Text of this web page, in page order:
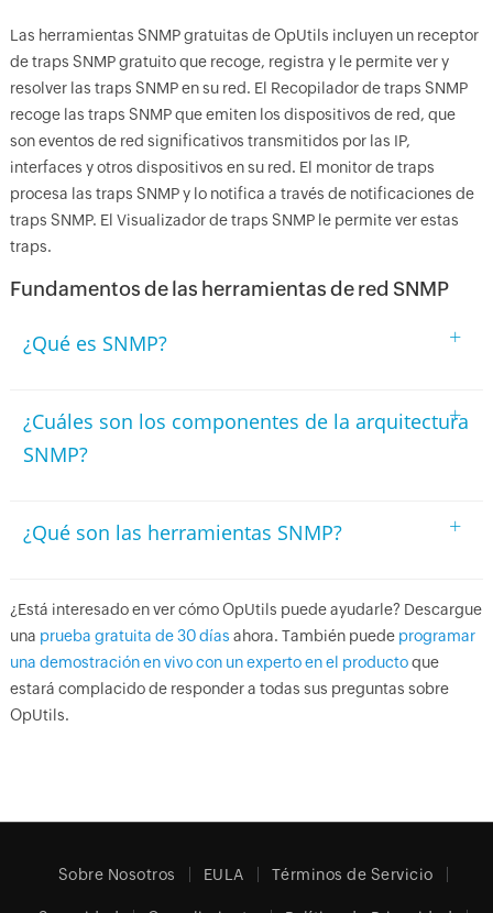
Las herramientas SNMP gratuitas de OpUtils incluyen un receptor
de traps SNMP gratuito que recoge, registra y le permite ver y
resolver las traps SNMP en su red. El Recopilador de traps SNMP
recoge las traps SNMP que emiten los dispositivos de red, que
son eventos de red significativos transmitidos por las IP,
interfaces y otros dispositivos en su red. El monitor de traps
procesa las traps SNMP y lo notifica a través de notificaciones de
traps SNMP. El Visualizador de traps SNMP le permite ver estas
traps.
Fundamentos de las herramientas de red SNMP
¿Qué es SNMP? +
¿Cuáles son los componentes de la arquitectura
SNMP?
+
¿Qué son las herramientas SNMP? +
¿Está interesado en ver cómo OpUtils puede ayudarle? Descargue
una prueba gratuita de 30 días ahora. También puede programar
una demostración en vivo con un experto en el productoque
estará complacido de responder a todas sus preguntas sobre
OpUtils.
Sobre Nosotros EULA Términos de Servicio